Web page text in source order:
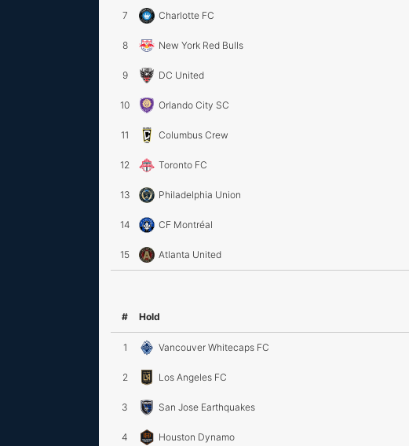
7 Charlotte FC
8 New York Red Bulls
9 DC United
10 Orlando City SC
11 Columbus Crew
12 Toronto FC
13 Philadelphia Union
14 CF Montréal
15 Atlanta United
# Hold
1 Vancouver Whitecaps FC
2 Los Angeles FC
3 San Jose Earthquakes
4 Houston Dynamo